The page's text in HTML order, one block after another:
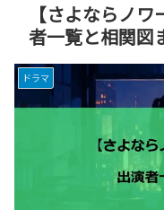
【さよならノ
者一覧と相関図
ドラマ